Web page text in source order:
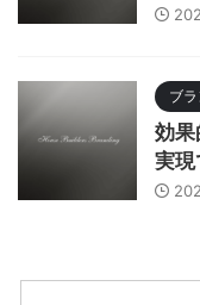
ブ
効果
実現